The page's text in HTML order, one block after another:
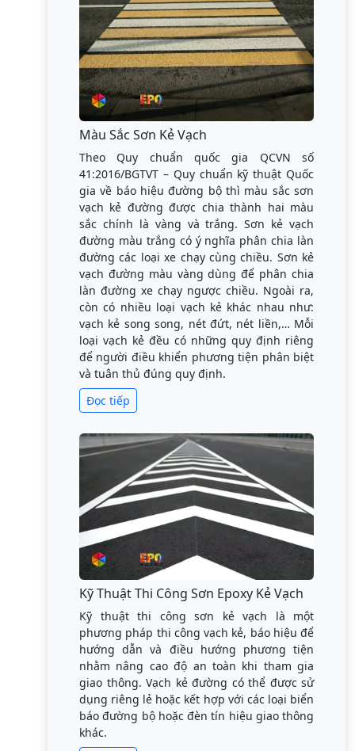
Màu Sắc Sơn Kẻ Vạch
Theo Quy chuẩn quốc gia QCVN số
41:2016/BGTVT – Quy chuẩn kỹ thuật Quốc
gia về báo hiệu đường bộ thì màu sắc sơn
vạch kẻ đường được chia thành hai màu
sắc chính là vàng và trắng. Sơn kẻ vạch
đường màu trắng có ý nghĩa phân chia làn
đường các loại xe chạy cùng chiều. Sơn kẻ
vạch đường màu vàng dùng để phân chia
làn đường xe chạy ngược chiều. Ngoài ra,
còn có nhiều loại vạch kẻ khác nhau như:
vạch kẻ song song, nét đứt, nét liền,… Mỗi
loại vạch kẻ đều có những quy định riêng
để người điều khiển phương tiện phân biệt
và tuân thủ đúng quy định.
Đọc tiếp
Kỹ Thuật Thi Công Sơn Epoxy Kẻ Vạch
Kỹ thuật thi công sơn kẻ vạch là một
phương pháp thi công vạch kẻ, báo hiệu để
hướng dẫn và điều hướng phương tiện
nhằm nâng cao độ an toàn khi tham gia
giao thông. Vạch kẻ đường có thể được sử
dụng riêng lẻ hoặc kết hợp với các loại biển
báo đường bộ hoặc đèn tín hiệu giao thông
khác.